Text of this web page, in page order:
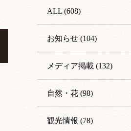
ALL (608)
お知らせ (104)
メディア掲載 (132)
自然・花 (98)
観光情報 (78)